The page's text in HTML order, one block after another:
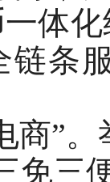
体
链条
”。
免三